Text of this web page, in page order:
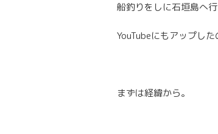
船釣りをしに石垣島へ
YouTubeにもアップし
まずは経緯から。